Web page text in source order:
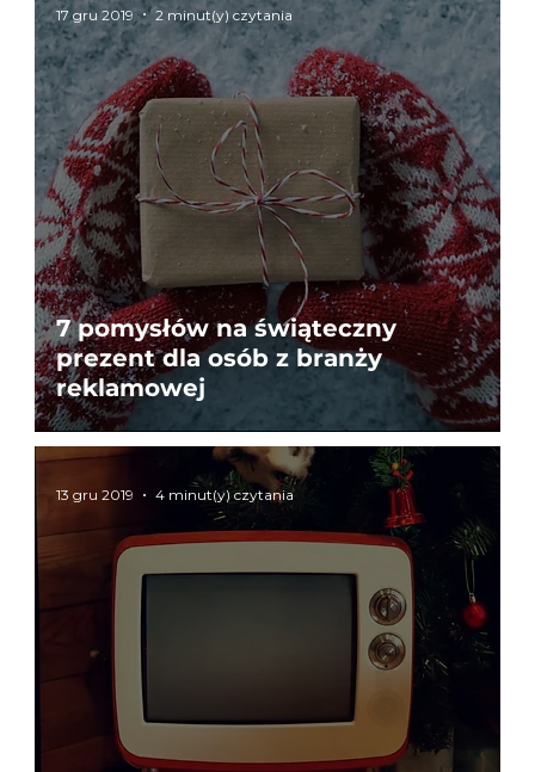
7 pomysłów na świąteczny
prezent dla osób z branży
reklamowej
17 gru 2019 2 minut(y) czytania
13 gru 2019 4 minut(y) czytania